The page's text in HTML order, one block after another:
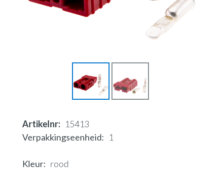
Artikelnr
15413
Verpakkingseenheid
1
Kleur rood